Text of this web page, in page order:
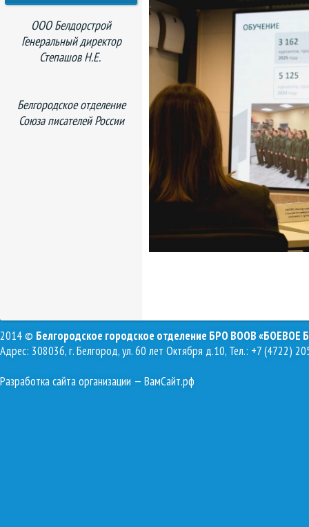
ООО Белдорстрой
Генеральный директор
Степашов Н.Е.
Белгородское отделение
Союза писателей России
2014 © Белгородское городское отделение БРО ВООВ «БОЕВОЕ
Адрес: 308036, г. Белгород, ул. 60 лет Октября д.10, Тел.: +7 (4722)
Разработка сайта организации — ВамСайт.рф